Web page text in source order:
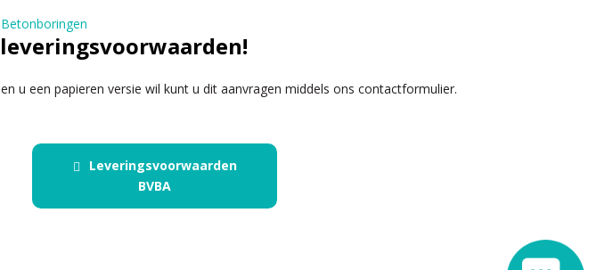
u een papieren versie wil kunt u dit aanvragen middels ons contactformulier.
Leveringsvoorwaarden
BVBA